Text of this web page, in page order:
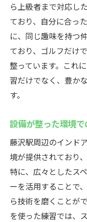
ら上級者まで対応し
ており、自分に合っ
に、同じ趣味を持つ
ており、ゴルフだけ
整っています。これ
習だけでなく、豊か
す。
設備が整った環境
藤沢駅周辺のインド
境が提供されており
特に、広々としたス
ーを活用することで
ら技術を磨くことが
を使った練習では、